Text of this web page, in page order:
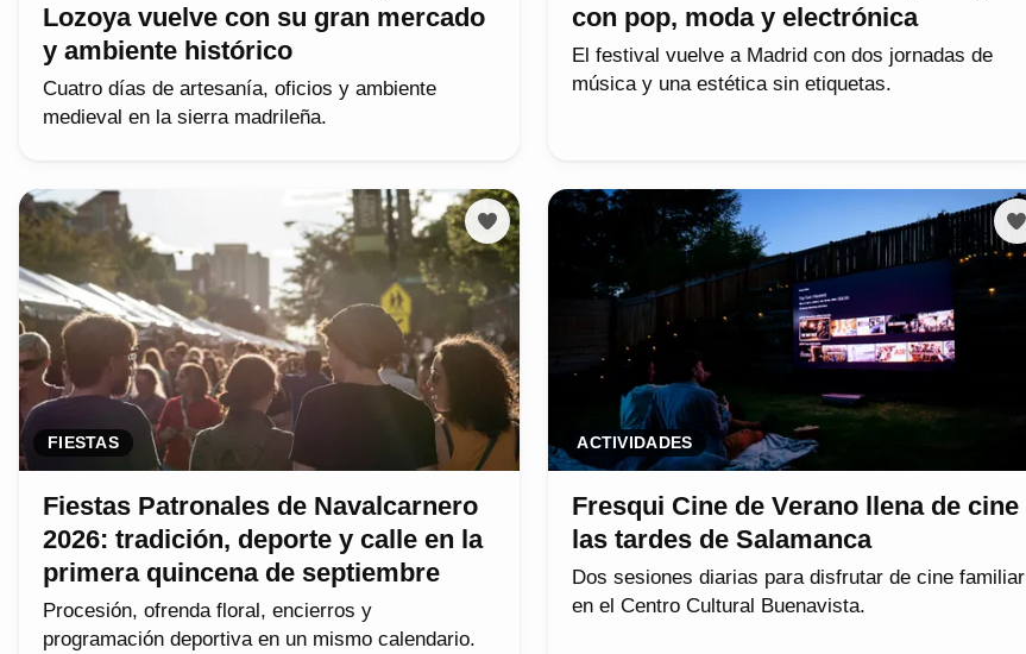
Lozoya vuelve con su gran mercado
y ambiente histórico
Cuatro días de artesanía, oficios y ambiente
medieval en la sierra madrileña.
con pop, moda y electrónica
El festival vuelve a Madrid con dos jornadas de
música y una estética sin etiquetas.
FIESTAS
Fiestas Patronales de Navalcarnero
2026: tradición, deporte y calle en la
primera quincena de septiembre
Procesión, ofrenda floral, encierros y
programación deportiva en un mismo calendario.
ACTIVIDADES
Fresqui Cine de Verano llena de cine
las tardes de Salamanca
Dos sesiones diarias para disfrutar de cine familiar
en el Centro Cultural Buenavista.